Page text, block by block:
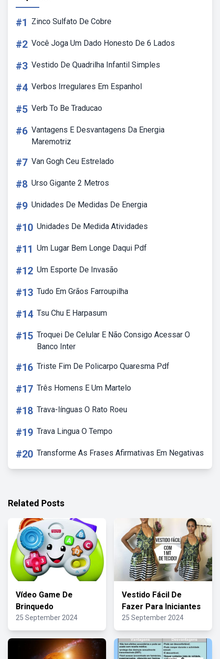
#1 Zinco Sulfato De Cobre
#2 Você Joga Um Dado Honesto De 6 Lados
#3 Vestido De Quadrilha Infantil Simples
#4 Verbos Irregulares Em Espanhol
#5 Verb To Be Traducao
#6 Vantagens E Desvantagens Da Energia
Maremotriz
#7 Van Gogh Ceu Estrelado
#8 Urso Gigante 2 Metros
#9 Unidades De Medidas De Energia
#10 Unidades De Medida Atividades
#11 Um Lugar Bem Longe Daqui Pdf
#12 Um Esporte De Invasão
#13 Tudo Em Grãos Farroupilha
#14 Tsu Chu E Harpasum
#15 Troquei De Celular E Não Consigo Acessar O
Banco Inter
#16 Triste Fim De Policarpo Quaresma Pdf
#17 Três Homens E Um Martelo
#18 Trava-línguas O Rato Roeu
#19 Trava Lingua O Tempo
#20 Transforme As Frases Afirmativas Em Negativas
Related Posts
Vídeo Game De
Brinquedo
25 September 2024
Vestido Fácil De
Fazer Para Iniciantes
25 September 2024